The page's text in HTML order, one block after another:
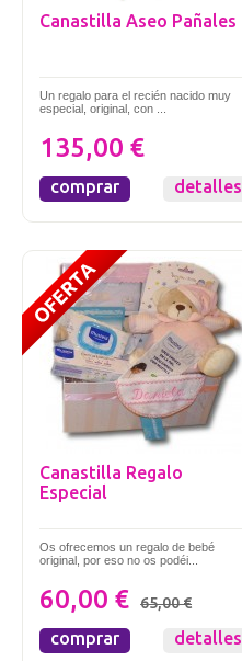
Canastilla Aseo Pañales
Un regalo para el recién nacido muy
especial, original, con ...
135,00 €
comprar detalles
Canastilla Regalo
Especial
Os ofrecemos un regalo de bebé
original, por eso no os podéi...
60,00 € 65,00 €
comprar detalles